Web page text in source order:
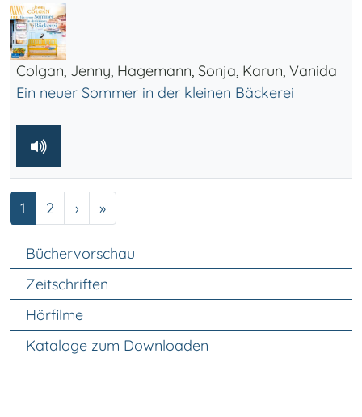
Colgan, Jenny, Hagemann, Sonja, Karun, Vanida
Ein neuer Sommer in der kleinen Bäckerei
Seite
1 Seite
2 › Nächste Seite
»Letzte Seite
Unter Navigation
Büchervorschau
Zeitschriften
Hörfilme
Kataloge zum Downloaden